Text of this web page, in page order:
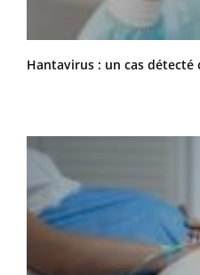
Hantavirus : un cas détecté